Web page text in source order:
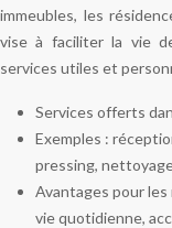
immeubles, les
vise à faciliter la vie
services utiles et
Services offerts
Exemples :
pressing,
Avantages pour
vie quotidienne,